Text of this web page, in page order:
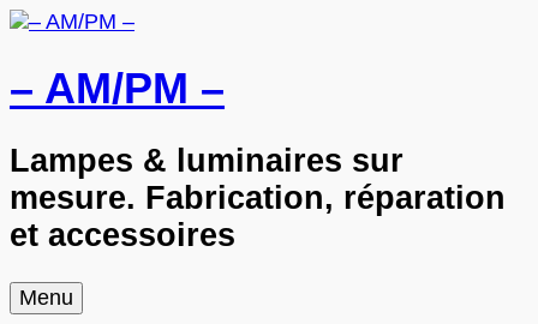
– AM/PM –
Lampes & luminaires sur
mesure. Fabrication, réparation
et accessoires
Menu Skip
to